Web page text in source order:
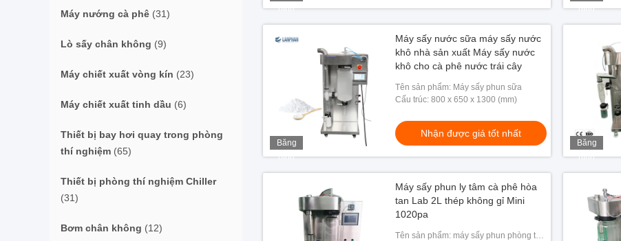
Máy nướng cà phê (31)
Lò sấy chân không (9)
Máy chiết xuất vòng kín (23)
Máy chiết xuất tinh dầu (6)
Thiết bị bay hơi quay trong phòng
thí nghiệm (65)
Thiết bị phòng thí nghiệm Chiller
(31)
Bơm chân không (12)
hình
hình
Băng
hình
Máy sấy nước sữa máy sấy nước
khô nhà sản xuất Máy sấy nước
khô cho cà phê nước trái cây
Tên sản phẩm: Máy sấy phun sữa
Cấu trúc: 800 x 650 x 1300 (mm)
Nhận được giá tốt nhất
Băng
hình
Máy sấy phun ly tâm cà phê hòa
tan Lab 2L thép không gỉ Mini
1020pa
Tên sản phẩm: máy sấy phun phòng thí